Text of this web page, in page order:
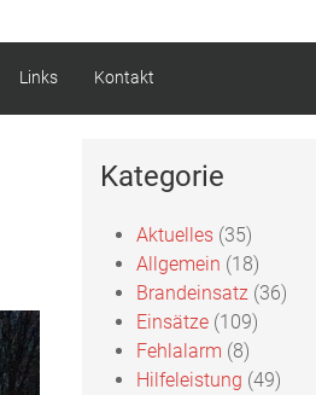
Links Kontakt
Kategorie
Aktuelles (35)
Allgemein (18)
Brandeinsatz (36)
Einsätze (109)
Fehlalarm (8)
Hilfeleistung (49)